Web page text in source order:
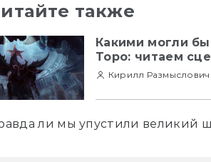
также
Какими могли
Торо: читаем
Кирилл Размыслович
ли мы упустили великий